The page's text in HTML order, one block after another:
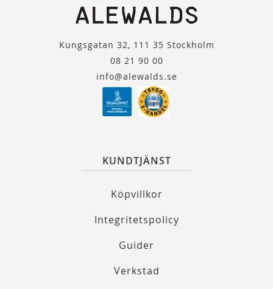
Kungsgatan 32, 111 35 Stockholm
08 21 90 00
info@alewalds.se
KUNDTJÄNST
Köpvillkor
Integritetspolicy
Guider
Verkstad